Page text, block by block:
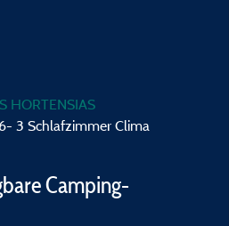
HORTENSIAS
3 Schlafzimmer Clima
Camping-